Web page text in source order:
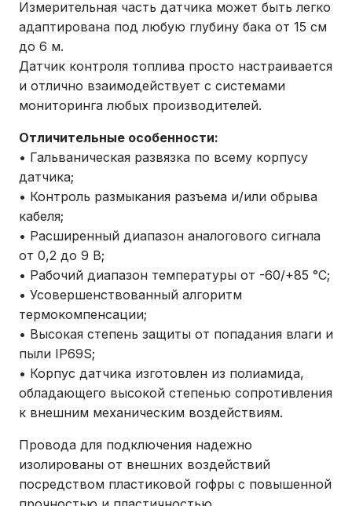
Измерительная часть датчика может быть легко
адаптирована под любую глубину бака от 15 см
до 6 м.
Датчик контроля топлива просто настраивается
и отлично взаимодействует с системами
мониторинга любых производителей.
Отличительные особенности:
• Гальваническая развязка по всему корпусу
датчика;
• Контроль размыкания разъема и/или обрыва
кабеля;
• Расширенный диапазон аналогового сигнала
от 0,2 до 9 В;
• Рабочий диапазон температуры от -60/+85 °С;
• Усовершенствованный алгоритм
термокомпенсации;
• Высокая степень защиты от попадания влаги и
пыли IP69S;
• Корпус датчика изготовлен из полиамида,
обладающего высокой степенью сопротивления
к внешним механическим воздействиям.
Провода для подключения надежно
изолированы от внешних воздействий
посредством пластиковой гофры с повышенной